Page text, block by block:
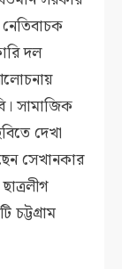
দল
সামাজিক
দেখা
সেখানকার